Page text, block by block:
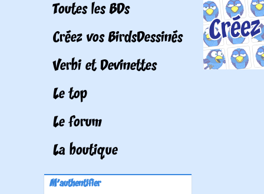
Toutes les BDs
Créez vos BirdsDessinés
Verbi et Devinettes
Le top
Le forum
La boutique
M'authentifier